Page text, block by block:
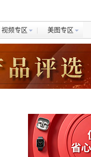
视频专区 美图专区